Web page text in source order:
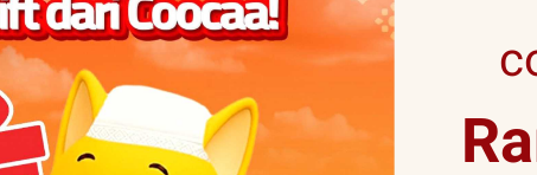
pengembalian dan pengembalian